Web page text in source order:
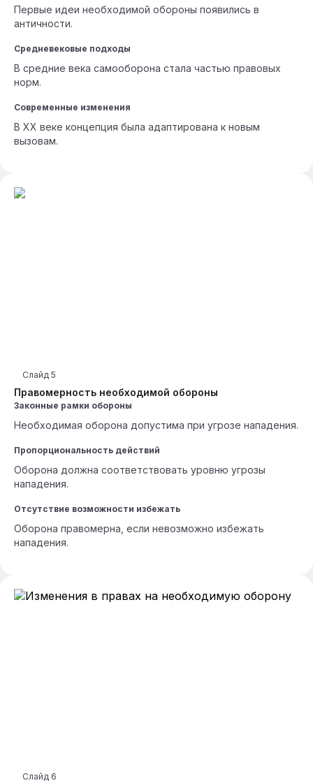
Первые идеи необходимой обороны появились в
античности.
Средневековые подходы
В средние века самооборона стала частью правовых
норм.
Современные изменения
В XX веке концепция была адаптирована к новым
вызовам.
Правомерность необходимой обороны
Слайд 5
Законные рамки обороны
Необходимая оборона допустима при угрозе нападения.
Пропорциональность действий
Оборона должна соответствовать уровню угрозы
нападения.
Отсутствие возможности избежать
Оборона правомерна, если невозможно избежать
нападения.
Слайд 6